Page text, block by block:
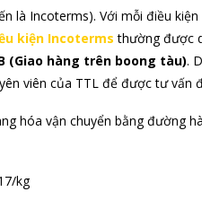
là Incoterms). Với mỗi điều
kiện Incoterms thường được
(Giao hàng trên boong tàu).
viên của TTL để được tư vấn
hóa vận chuyển bằng đường
kg